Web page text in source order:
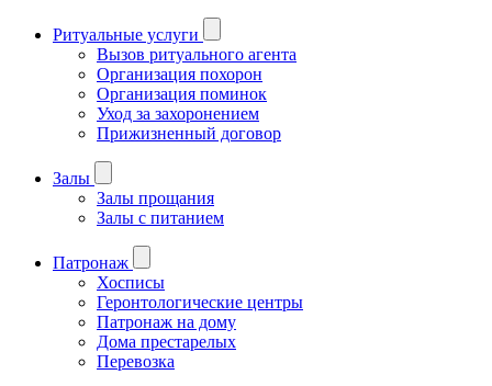
Ритуальные услуги
Вызов ритуального агента
Организация похорон
Организация поминок
Уход за захоронением
Прижизненный договор
Залы
Залы прощания
Залы с питанием
Патронаж
Хосписы
Геронтологические центры
Патронаж на дому
Дома престарелых
Перевозка